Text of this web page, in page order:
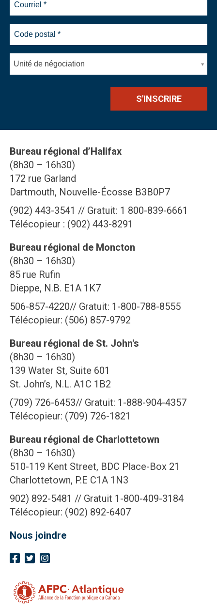
Unité de négociation
Bureau régional d’Halifax
(8h30 – 16h30)
172 rue Garland
Dartmouth, Nouvelle-Écosse B3B0P7
(902) 443-3541 // Gratuit: 1 800-839-6661
Télécopieur : (902) 443-8291
Bureau régional de Moncton
(8h30 – 16h30)
85 rue Rufin
Dieppe, N.B. E1A 1K7
506-857-4220// Gratuit: 1-800-788-8555
Télécopieur: (506) 857-9792
Bureau régional de St. John's
(8h30 – 16h30)
139 Water St, Suite 601
St. John’s, N.L. A1C 1B2
(709) 726-6453// Gratuit: 1-888-904-4357
Télécopieur: (709) 726-1821
Bureau régional de Charlottetown
(8h30 – 16h30)
510-119 Kent Street, BDC Place-Box 21
Charlottetown, P.E C1A 1N3
902) 892-5481 // Gratuit 1-800-409-3184
Télécopieur: (902) 892-6407
Nous joindre